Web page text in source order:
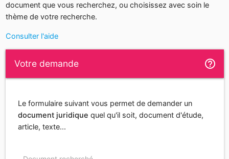
document que vous recherchez, ou choisissez avec soin le
thème de votre recherche.
Consulter l'aide
Votre demande help_outline
Le formulaire suivant vous permet de demander un
document juridique quel qu'il soit, document d'étude,
article, texte...